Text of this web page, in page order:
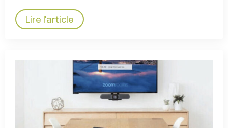
Lire l'article